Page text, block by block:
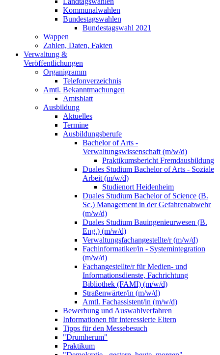
Kommunalwahlen
Bundestagswahlen
Bundestagswahl 2021
Wappen
Zahlen, Daten, Fakten
Verwaltung &
Veröffentlichungen
Organigramm
Telefonverzeichnis
Amtl. Bekanntmachungen
Amtsblatt
Ausbildung
Aktuelles
Termine
Ausbildungsberufe
Bachelor of Arts -
Verwaltungswissenschaft (m/w/d)
Praktikumsbericht Fremdausbildung
Duales Studium Bachelor of Arts - Soziale
Arbeit (m/w/d)
Studienort Heidenheim
Duales Studium Bachelor of Science (B.
Sc.) Management in der Gefahrenabwehr
(m/w/d)
Duales Studium Bauingenieurwesen (B.
Eng.) (m/w/d)
Verwaltungsfachangestellte/r (m/w/d)
Fachinformatiker/in - Systemintegration
(m/w/d)
Fachangestellte/r für Medien- und
Informationsdienste, Fachrichtung
Bibliothek (FAMI) (m/w/d)
Straßenwärter/in (m/w/d)
Amtl. Fachassistent/in (m/w/d)
Bewerbung und Auswahlverfahren
Informationen für interessierte Eltern
Tipps für den Messebesuch
"Drumherum"
Praktikum